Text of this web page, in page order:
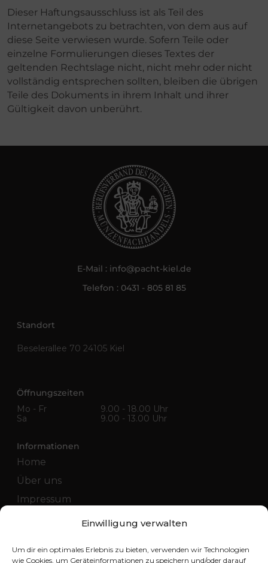
Einwilligung verwalten
Um dir ein optimales Erlebnis zu bieten, verwenden wir Technologien
wie Cookies, um Geräteinformationen zu speichern und/oder darauf
Dieser Haftungsausschluss ist als Teil des
Internetangebots zu betrachten, von dem aus auf
diese Seite verwiesen wurde. Sofern Teile oder
einzelne Formulierungen dieses Textes der
geltenden Rechtslage nicht, nicht mehr oder nicht
vollständig entsprechen sollten, bleiben die übrigen
Teile des Dokuments in ihrem Inhalt und ihrer
Gültigkeit davon unberührt.
E-Mail : info@pacht-kiel.de
Telefon : 0431 - 805 81 85
Standort
Beselerallee 70 24105 Kiel
Öffnungszeiten
Mo - Fr
9.00 - 18.00 Uhr
Sa
9.00 - 13.00 Uhr
Informationen
Home
Über uns
Impressum